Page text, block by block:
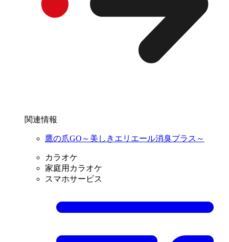
関連情報
鷹の爪GO～美しきエリエール消臭プラス～
カラオケ
家庭用カラオケ
スマホサービス